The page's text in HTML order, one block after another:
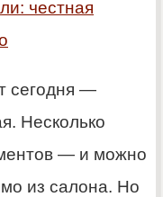
честная
сегодня —
Несколько
— и можно
из салона. Но